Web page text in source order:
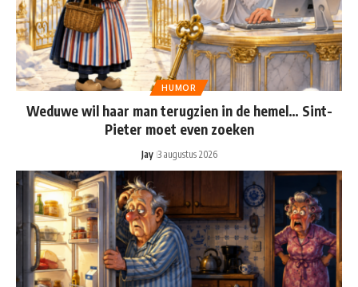
HUMOR
Weduwe wil haar man terugzien in de hemel… Sint-
Pieter moet even zoeken
Jay 3 augustus 2026